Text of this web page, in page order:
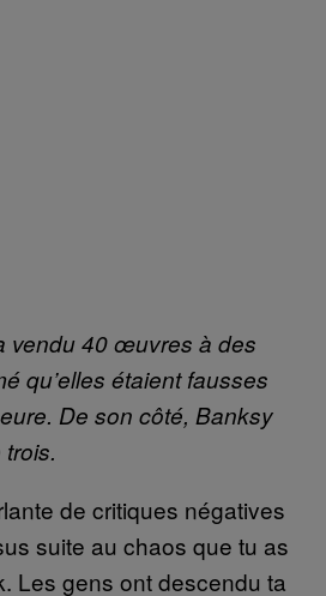
vendu 40 œuvres à des
qu’elles étaient fausses
De son côté, Banksy
de critiques négatives
suite au chaos que tu as
Les gens ont descendu ta